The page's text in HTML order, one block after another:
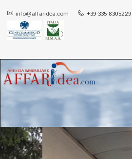
info@affaridea.com +39-335-8305229